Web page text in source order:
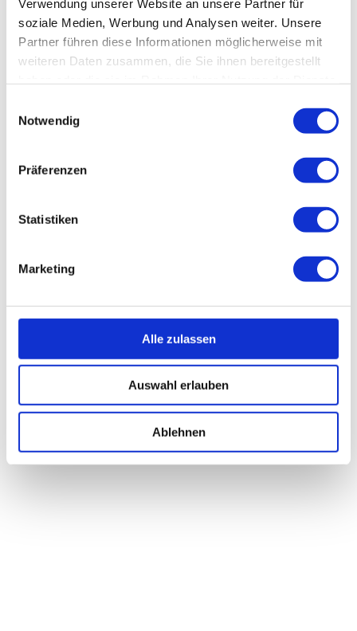
Verwendung unserer Website an unsere Partner für
soziale Medien, Werbung und Analysen weiter. Unsere
Partner führen diese Informationen möglicherweise mit
weiteren Daten zusammen, die Sie ihnen bereitgestellt
Notwendig
Präferenzen
Statistiken
Marketing
Alle zulassen
Auswahl erlauben
Ablehnen
FRANZEN
KONTAKT
BAD MARIENBERG
Gipfelplattform Top of Tyrol